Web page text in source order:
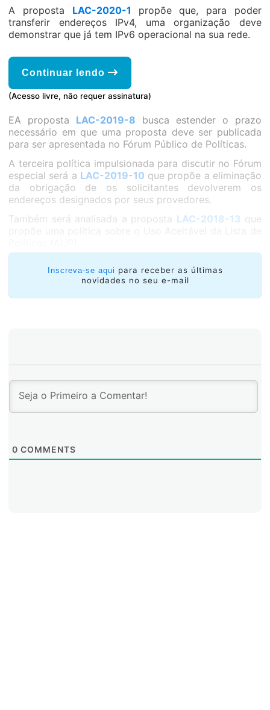
A proposta LAC-2020-1
propõe que, para poder
transferir endereços IPv4, uma organização deve
demonstrar que já tem IPv6 operacional na sua rede.
Continuar lendo
(Acesso livre, não requer assinatura)
EA proposta LAC-2019-8 busca estender o prazo
necessário em que uma proposta deve ser publicada
para ser apresentada no Fórum Público de Políticas.
A terceira política impulsionada para discutir no Fórum
especial será a LAC-2019-10 que propõe a eliminação
da obrigação de os solicitantes devolverem os
endereços designados por seus provedores.
Também será analisada a proposta LAC-2018-13 que
Inscreva-se aqui para receber as últimas
novidades no seu e-mail
0 COMMENTS